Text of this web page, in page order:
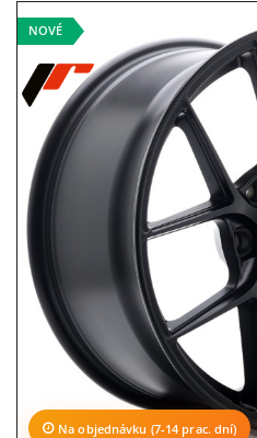
NOVÉ
Na objednávku (7-14 prac. dní)